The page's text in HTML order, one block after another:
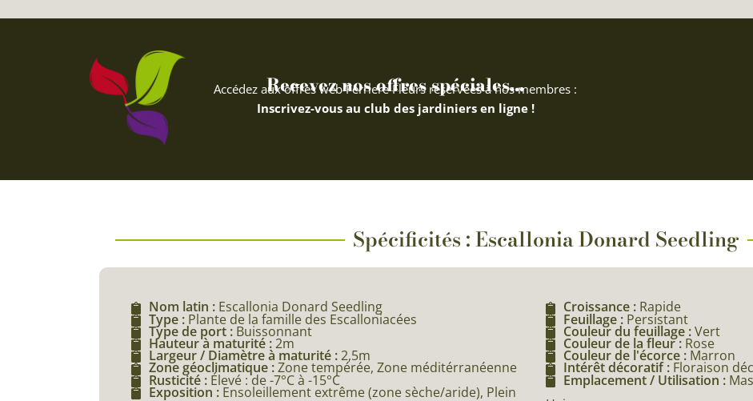
Recevez nos offres spéciales...
Accédez aux offres web Ferriere Fleurs réservées à nos membres :
Inscrivez-vous au club des jardiniers en ligne !
Spécificités : Escallonia Donard Seedling
Nom latin : Escallonia Donard Seedling
Type : Plante de la famille des Escalloniacées
Type de port : Buissonnant
Hauteur à maturité :2m
Largeur / Diamètre à maturité :2,5m
Zone géoclimatique :Zone tempérée, Zone méditérranéenne
Rusticité : Élevé : de -7°C à -15°C
Exposition : Ensoleillement extrême (zone sèche/aride), Plein
Croissance : Rapide
Feuillage : Persistant
Couleur du feuillage :Vert
Couleur de la fleur : Rose
Couleur de l'écorce : Marron
Intérêt décoratif : Floraison
Emplacement / Utilisation :